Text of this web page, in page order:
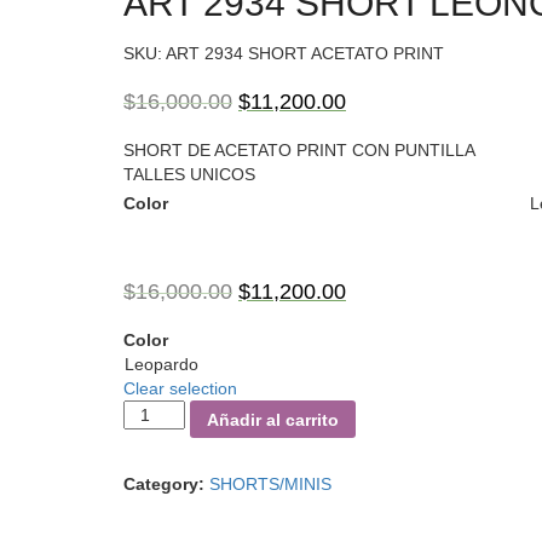
SKU: ART 2934 SHORT ACETATO PRINT
$16,000.00 $11,200.00
SHORT DE ACETATO PRINT CON PUNTILLA
TALLES UNICOS
Color
$16,000.00 $11,200.00
Color
Leopardo
Clear selection
Añadir al carrito
Category: SHORTS/MINIS